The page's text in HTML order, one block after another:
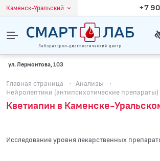
Каменск-Уральский +7
ул. Лермонтова, 103
Главная страница · Анализы
·
Нейролептики (антипсихотические препараты)
Кветиапин в Каменске-
Исследование уровня лекарственных